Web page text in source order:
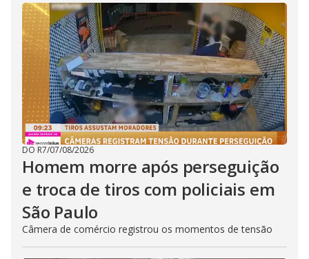
DO R7/07/08/2026
Homem morre após perseguição
e troca de tiros com policiais em
São Paulo
Câmera de comércio registrou os momentos de tensão